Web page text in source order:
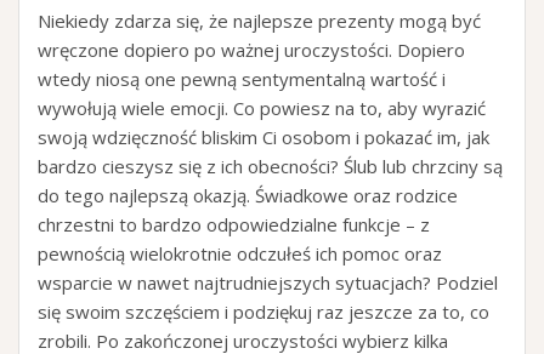
Niekiedy zdarza się, że najlepsze prezenty mogą być
wręczone dopiero po ważnej uroczystości. Dopiero
wtedy niosą one pewną sentymentalną wartość i
wywołują wiele emocji. Co powiesz na to, aby wyrazić
swoją wdzięczność bliskim Ci osobom i pokazać im, jak
bardzo cieszysz się z ich obecności? Ślub lub chrzciny są
do tego najlepszą okazją. Świadkowe oraz rodzice
chrzestni to bardzo odpowiedzialne funkcje – z
pewnością wielokrotnie odczułeś ich pomoc oraz
wsparcie w nawet najtrudniejszych sytuacjach? Podziel
się swoim szczęściem i podziękuj raz jeszcze za to, co
zrobili. Po zakończonej uroczystości wybierz kilka